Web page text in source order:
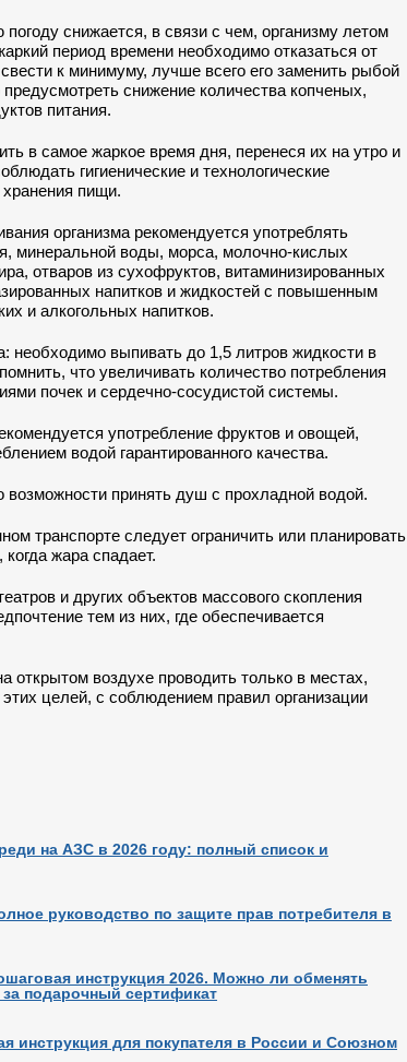
снижается, в связи с чем, организму летом
период времени необходимо отказаться от
к минимуму, лучше всего его заменить рыбой
снижение количества копченых,
питания.
в самое жаркое время дня, перенеся их на утро и
гигиенические и технологические
пищи.
организма рекомендуется употреблять
минеральной воды, морса, молочно-кислых
отваров из сухофруктов, витаминизированных
напитков и жидкостей с повышенным
и алкогольных напитков.
необходимо выпивать до 1,5 литров жидкости в
что увеличивать количество потребления
почек и сердечно-сосудистой системы.
употребление фруктов и овощей,
водой гарантированного качества.
возможности принять душ с прохладной водой.
транспорте следует ограничить или планировать
жара спадает.
и других объектов массового скопления
тем из них, где обеспечивается
открытом воздухе проводить только в местах,
целей, с соблюдением правил организации
на АЗС в 2026 году: полный список и
руководство по защите прав потребителя в
инструкция 2026. Можно ли обменять
за подарочный сертификат
инструкция для покупателя в России и Союзном